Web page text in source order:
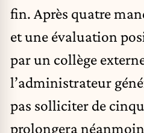
fin. Après quatre
et une évaluation
par un collège
l’administrateur
pas solliciter de
prolongera